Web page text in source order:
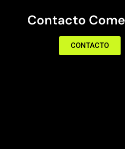
Contacto
CONTACTO